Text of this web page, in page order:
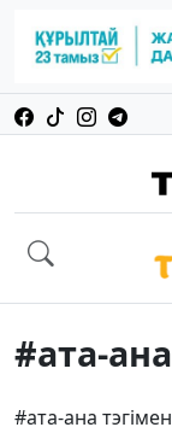
#ата-ана
#ата-ана